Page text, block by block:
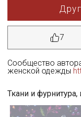
7
Сообщество
женской одежды
Ткани и